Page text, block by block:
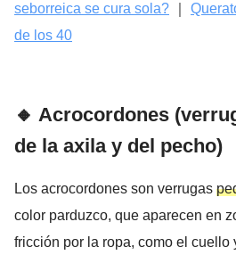
seborreica se cura sola?
de los 40
🔸 Acrocordones
de la axila y del pecho)
Los acrocordones son verrugas
color parduzco, que aparecen en
fricción por la ropa, como el cuello